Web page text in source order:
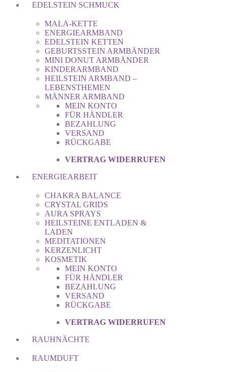
EDELSTEIN SCHMUCK
MALA-KETTE
ENERGIEARMBAND
EDELSTEIN KETTEN
GEBURTSSTEIN ARMBÄNDER
MINI DONUT ARMBÄNDER
KINDERARMBAND
HEILSTEIN ARMBAND –
LEBENSTHEMEN
MÄNNER ARMBAND
MEIN KONTO
FÜR HÄNDLER
BEZAHLUNG
VERSAND
RÜCKGABE
VERTRAG WIDERRUFEN
ENERGIEARBEIT
CHAKRA BALANCE
CRYSTAL GRIDS
AURA SPRAYS
HEILSTEINE ENTLADEN &
LADEN
MEDITATIONEN
KERZENLICHT
KOSMETIK
MEIN KONTO
FÜR HÄNDLER
BEZAHLUNG
VERSAND
RÜCKGABE
VERTRAG WIDERRUFEN
RAUHNÄCHTE
RAUMDUFT